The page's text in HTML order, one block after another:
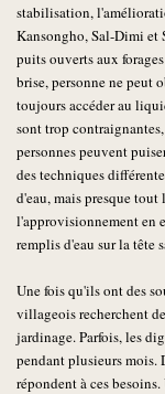
stabilisation,
Kansongho, Sal-Dimi et
puits ouverts aux
brise, personne ne peut
toujours accéder au
sont trop
personnes peuvent
des techniques
d'eau, mais presque
l'approvisionnement en
remplis d'eau sur la tête
Une fois qu'ils ont des
villageois recherchent
jardinage. Parfois, les
pendant plusieurs mois.
répondent à ces